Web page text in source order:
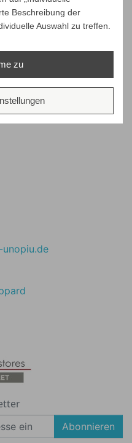
Abonnieren
Beschreibung der
Auswahl zu treffen.
zu